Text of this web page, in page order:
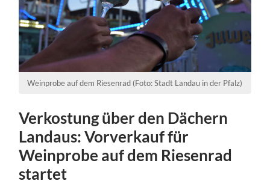
Weinprobe auf dem Riesenrad (Foto: Stadt Landau in der Pfalz)
Verkostung über den Dächern
Landaus: Vorverkauf für
Weinprobe auf dem Riesenrad
startet